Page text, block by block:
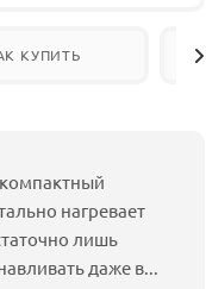
КУПИТЬ
компактный
нагревает
лишь
даже в...